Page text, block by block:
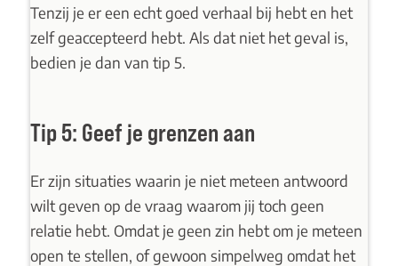
Tenzij je er een echt goed verhaal bij hebt en het
zelf geaccepteerd hebt. Als dat niet het geval is,
bedien je dan van tip 5.
Tip 5: Geef je grenzen aan
Er zijn situaties waarin je niet meteen antwoord
wilt geven op de vraag waarom jij toch geen
relatie hebt. Omdat je geen zin hebt om je meteen
open te stellen, of gewoon simpelweg omdat het